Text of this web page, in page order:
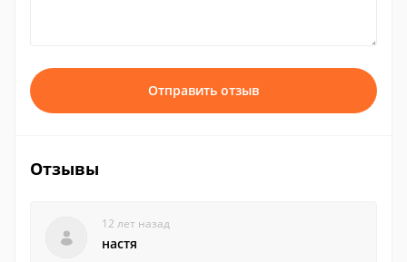
Отправить отзыв
Отзывы
12 лет назад
настя